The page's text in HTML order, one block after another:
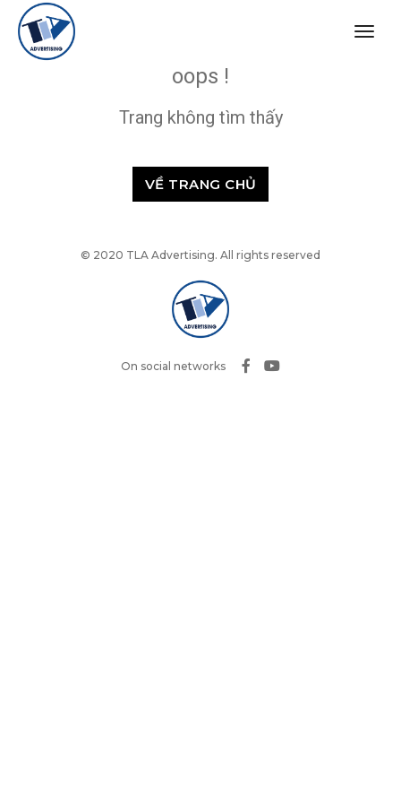
oops !
Trang không tìm thấy
VỀ TRANG CHỦ
© 2020 TLA Advertising. All rights reserved
On social networks